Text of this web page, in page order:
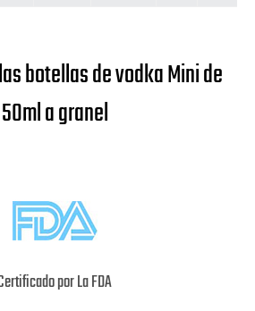
botellas de vodka Mini de
50ml a granel
por La FDA